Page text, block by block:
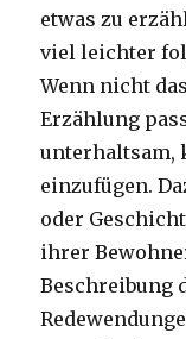
etwas zu
viel leichter
Wenn nicht
Erzählung
unterhaltsam,
einzufügen.
oder
ihrer
Beschreibung